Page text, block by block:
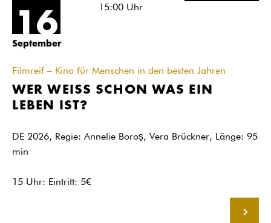
16
September
15:00Uhr
Filmreif – Kino für Menschen in den besten Jahren
WER WEISS SCHON WAS EIN
LEBEN IST?
DE 2026, Regie: Annelie Boroș, Vera Brückner, Länge: 95
min
15 Uhr: Eintritt: 5€